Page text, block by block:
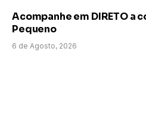
Acompanhe em DIRETO a
Pequeno
6 de Agosto, 2026